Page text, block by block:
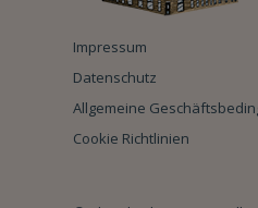
Impressum
Datenschutz
Allgemeine
Cookie Richtlinien